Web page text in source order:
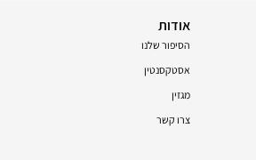
אודות
הסיפור שלנו
אסטקסנטין
מגזין
צרו קשר